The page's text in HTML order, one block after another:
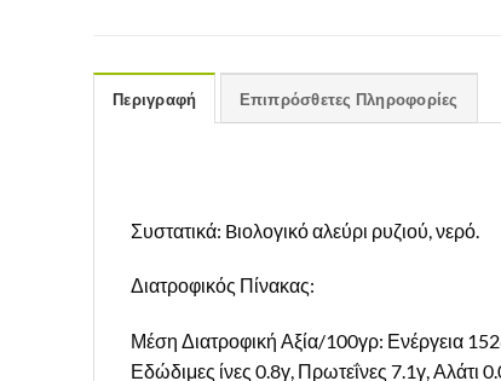
Περιγραφή Επιπρόσθετες Πληροφορίες
Συστατικά: Bιολογικό αλεύρι ρυζιού, νερό.
Διατροφικός Πίνακας:
Μέση Διατροφική Αξία/100γρ: Ενέργεια
Εδώδιμες ίνες 0.8γ, Πρωτεΐνες 7.1γ, Αλάτι